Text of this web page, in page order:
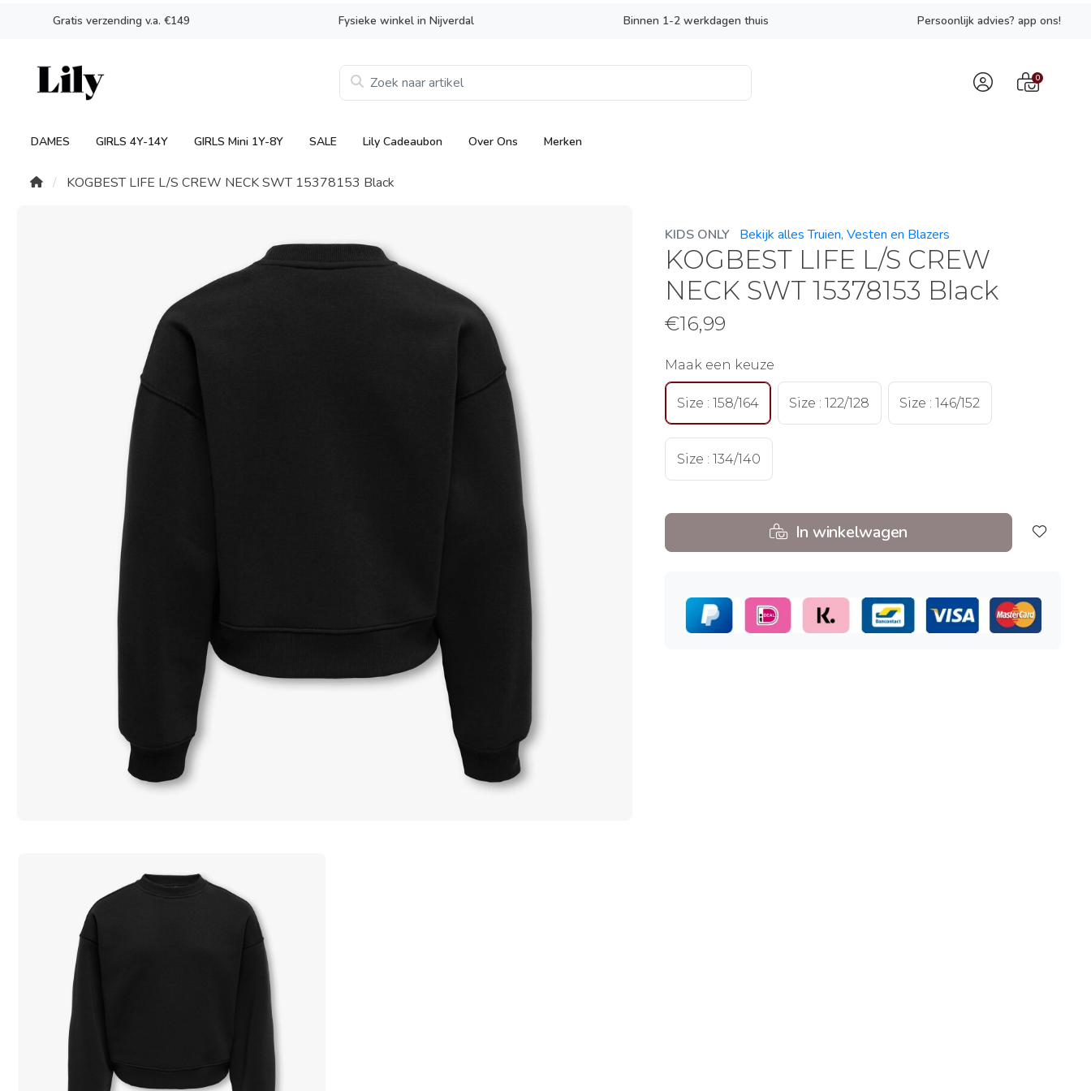
Gratis verzending v.a. €149 Fysieke winkel in Nijverdal Binnen 1-2 werkdagen thuis Persoonlijk advies? app ons!
0
DAMES GIRLS 4Y-14Y GIRLS Mini 1Y-8Y SALE Lily Cadeaubon Over Ons Merken
KOGBEST LIFE L/S CREW NECK SWT 15378153 Black
KIDS ONLY Bekijk alles Truien, Vesten en Blazers
KOGBEST LIFE L/S CREW
NECK SWT 15378153 Black
€16,99
Maak een keuze
Size : 158/164 Size : 122/128 Size : 146/152
Size : 134/140
In winkelwagen